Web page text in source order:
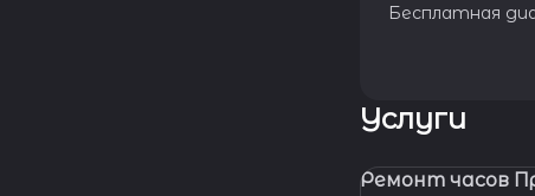
Бесплатная
Услуги
Ремонт часов